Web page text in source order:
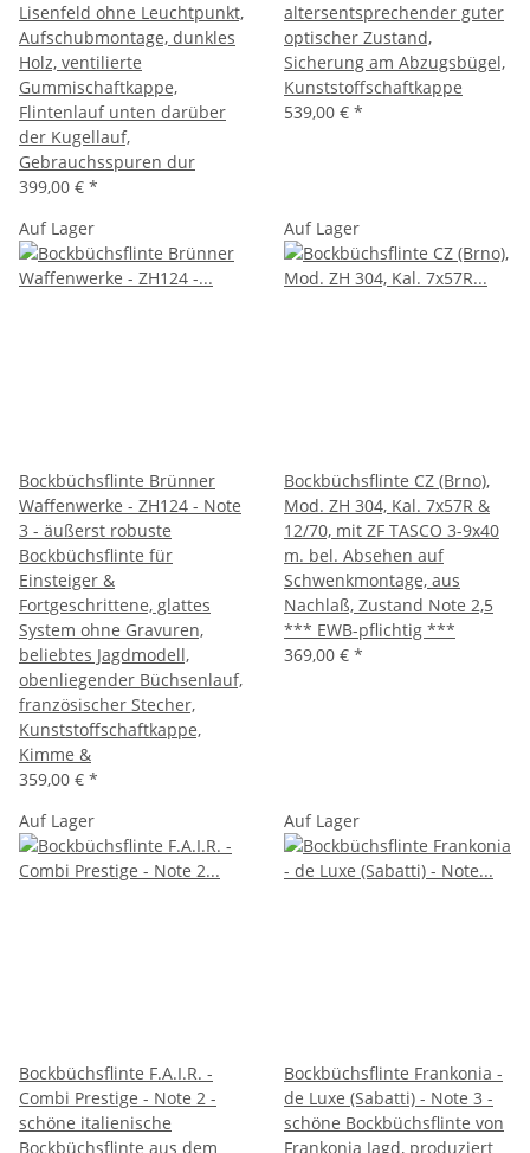
Lisenfeld ohne Leuchtpunkt,
Aufschubmontage, dunkles
Holz, ventilierte
Gummischaftkappe,
Flintenlauf unten darüber
der Kugellauf,
Gebrauchsspuren dur
399,00 € *
altersentsprechender guter
optischer Zustand,
Sicherung am Abzugsbügel,
Kunststoffschaftkappe
539,00 € *
Auf Lager
Bockbüchsflinte Brünner
Waffenwerke - ZH124 - Note
3 - äußerst robuste
Bockbüchsflinte für
Einsteiger &
Fortgeschrittene, glattes
System ohne Gravuren,
beliebtes Jagdmodell,
obenliegender Büchsenlauf,
französischer Stecher,
Kunststoffschaftkappe,
Kimme &
359,00 € *
Auf Lager
Bockbüchsflinte CZ (Brno),
Mod. ZH 304, Kal. 7x57R &
12/70, mit ZF TASCO 3-9x40
m. bel. Absehen auf
Schwenkmontage, aus
Nachlaß, Zustand Note 2,5
*** EWB-pflichtig ***
369,00 € *
Auf Lager
Bockbüchsflinte F.A.I.R. -
Combi Prestige - Note 2 -
schöne italienische
Bockbüchsflinte aus dem
Auf Lager
Bockbüchsflinte Frankonia -
de Luxe (Sabatti) - Note 3 -
schöne Bockbüchsflinte von
Frankonia Jagd, produziert